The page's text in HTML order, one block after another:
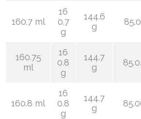
160.7 ml
16
0.7
g
144.6
g
160.75
ml
16
0.8
g
144.7
g
160.8 ml
16
0.8
g
144.7
g